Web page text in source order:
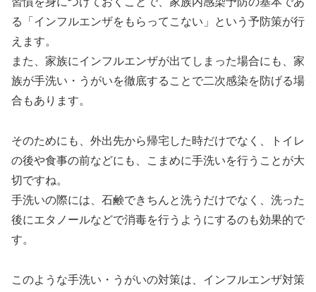
る「インフルエンザをもらってこない」という予防策が行
えます。
また、家族にインフルエンザが出てしまった場合にも、家
族が手洗い・うがいを徹底することで二次感染を防げる場
合もあります。
そのためにも、外出先から帰宅した時だけでなく、トイレ
の後や食事の前などにも、こまめに手洗いを行うことが大
切ですね。
手洗いの際には、石鹸できちんと洗うだけでなく、洗った
後にエタノールなどで消毒を行うようにするのも効果的で
す。
このような手洗い・うがいの対策は、インフルエンザ対策